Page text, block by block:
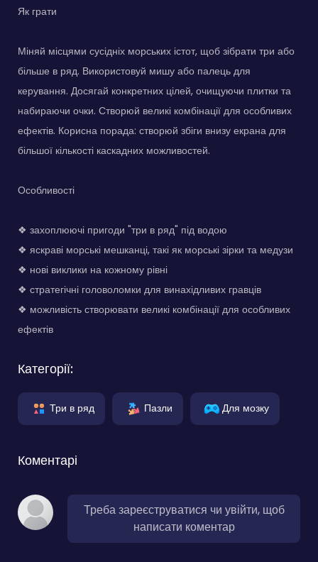
Як грати
Міняй місцями сусідніх морських істот, щоб зібрати три або
більше в ряд. Використовуй мишу або палець для
керування. Досягай конкретних цілей, очищуючи плитки та
набираючи очки. Створюй великі комбінації для особливих
ефектів. Корисна порада: створюй збіги внизу екрана для
більшої кількості каскадних можливостей.
Особливості
❖ захоплюючі пригоди "три в ряд" під водою
❖ яскраві морські мешканці, такі як морські зірки та медузи
❖ нові виклики на кожному рівні
❖ стратегічні головоломки для винахідливих гравців
❖ можливість створювати великі комбінації для особливих
ефектів
Категорії:
Три в ряд Пазли Для мозку
Коментарі
Треба зареєструватися чи увійти, щоб
написати коментар